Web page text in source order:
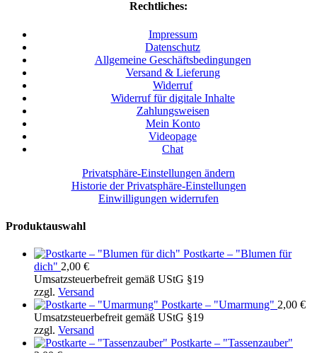
Rechtliches:
Impressum
Datenschutz
Allgemeine Geschäftsbedingungen
Versand & Lieferung
Widerruf
Widerruf für digitale Inhalte
Zahlungsweisen
Mein Konto
Videopage
Chat
Privatsphäre-Einstellungen ändern
Historie der Privatsphäre-Einstellungen
Einwilligungen widerrufen
Produktauswahl
Postkarte – "Blumen für
dich" 2,00 €
Umsatzsteuerbefreit gemäß UStG §19
zzgl. Versand
Postkarte – "Umarmung" 2,00 €
Umsatzsteuerbefreit gemäß UStG §19
zzgl. Versand
Postkarte – "Tassenzauber"